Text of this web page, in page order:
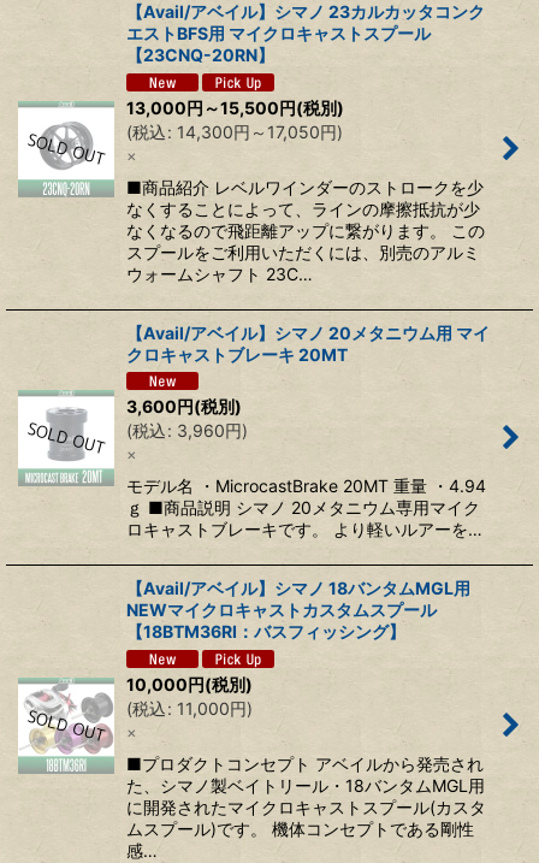
【Avail/アベイル】シマノ 23カルカッタコンク
エストBFS用 マイクロキャストスプール
【23CNQ-20RN】
13,000円 ～15,500円(税別)
(税込: 14,300円 ～17,050円)
×
■商品紹介 レベルワインダーのストロークを少
なくすることによって、ラインの摩擦抵抗が少
なくなるので飛距離アップに繋がります。 この
スプールをご利用いただくには、別売のアルミ
ウォームシャフト 23C…
【Avail/アベイル】シマノ 20メタニウム用 マイ
クロキャストブレーキ 20MT
3,600円(税別)
(税込: 3,960円)
×
モデル名 ・MicrocastBrake 20MT 重量 ・4.94
ｇ ■商品説明 シマノ 20メタニウム専用マイク
ロキャストブレーキです。 より軽いルアーを…
【Avail/アベイル】シマノ 18バンタムMGL用
NEWマイクロキャストカスタムスプール
【18BTM36RI：バスフィッシング】
10,000円(税別)
(税込: 11,000円)
×
■プロダクトコンセプト アベイルから発売され
た、シマノ製ベイトリール・18バンタムMGL用
に開発されたマイクロキャストスプール(カスタ
ムスプール)です。 機体コンセプトである剛性
感…